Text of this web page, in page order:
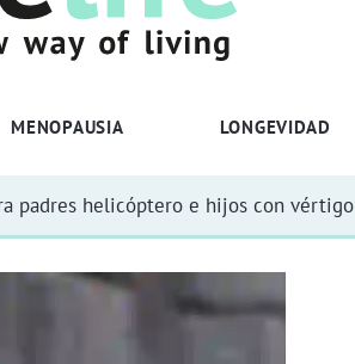
MENOPAUSIA LONGEVIDAD
padres helicóptero e hijos con vértigo